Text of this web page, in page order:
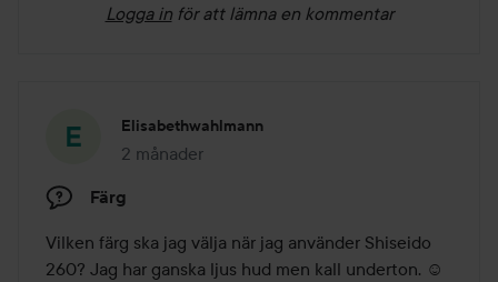
Logga in för att lämna en kommentar
Elisabethwahlmann
2 månader
Inlägget skapades 2 månader
Färg
Vilken färg ska jag välja när jag använder Shiseido
260? Jag har ganska ljus hud men kall underton. ☺️